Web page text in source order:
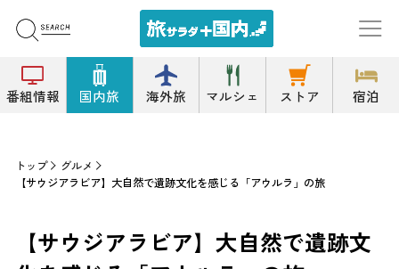
番組情報 国内旅 海外旅 マルシェ ストア 宿泊
トップ
グルメ
【サウジアラビア】大自然で遺跡文化を感じる「アウルラ」の旅
【サウジアラビア】大自然で遺跡文